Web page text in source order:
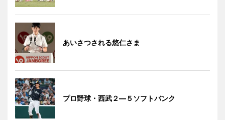
あいさつされる悠仁さま
プロ野球・西武２―５ソフトバンク